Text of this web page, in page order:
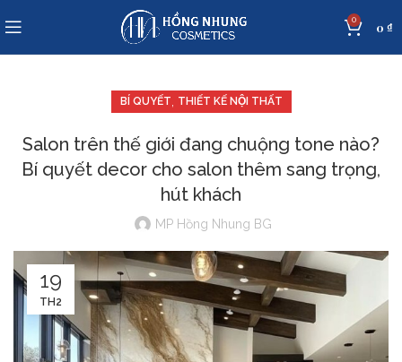
0 0 ₫
BÍ QUYẾT THIẾT KẾ NỘI THẤT
Salon trên thế giới đang chuộng tone nào?
Bí quyết decor cho salon thêm sang trọng,
hút khách
MP Hồng Nhung BG
19
TH2